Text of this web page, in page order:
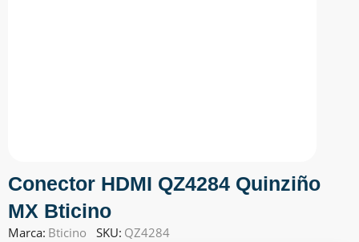
Conector HDMI QZ4284 Quinziño
MX Bticino
Marca: Bticino SKU: QZ4284